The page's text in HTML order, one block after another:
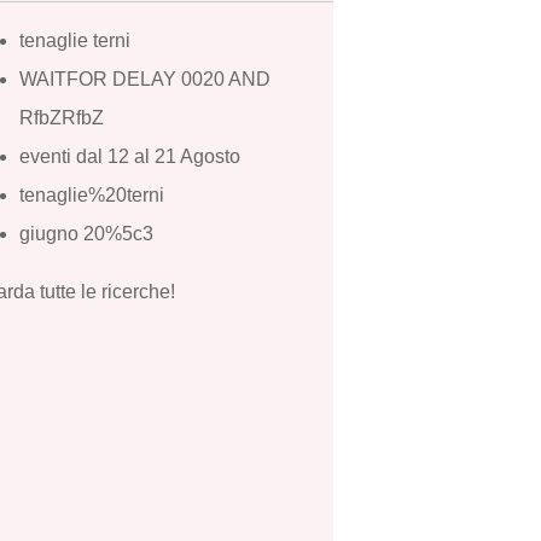
tenaglie terni
WAITFOR DELAY 0020 AND
RfbZRfbZ
eventi dal 12 al 21 Agosto
tenaglie%20terni
giugno 20%5c3
tutte le ricerche!